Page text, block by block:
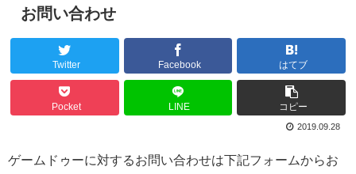
お問い合わせ
Twitter Facebook はてブ
Pocket LINE コピー
2019.09.28
ゲームドゥーに対するお問い合わせは下記フォームからお